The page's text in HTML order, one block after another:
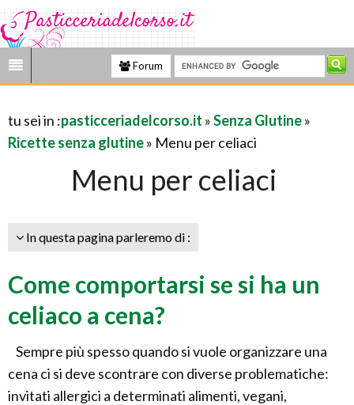
Forum
tu sei in :pasticceriadelcorso.it »Senza Glutine»
Ricette senza glutine» Menu per celiaci
Menu per celiaci
In questa pagina parleremo di :
Come comportarsi se si ha un
celiaco a cena?
Sempre più spesso quando si vuole organizzare una
cena ci si deve scontrare con diverse problematiche:
invitati allergici a determinati alimenti, vegani,